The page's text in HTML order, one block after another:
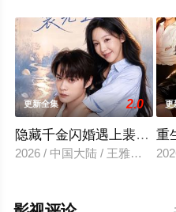
更新全集 2.0
隐藏千金闪婚遇上裴先生
2026 / 中国大陆 / 王雅清＆朱
更
重